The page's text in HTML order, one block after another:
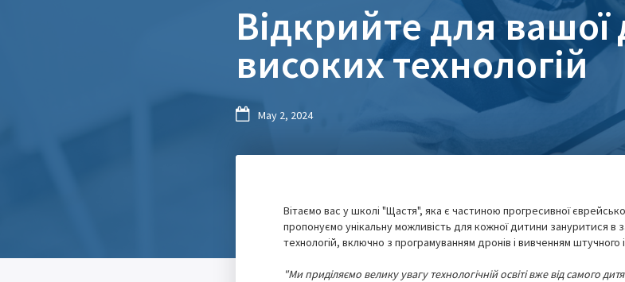
Відкрийте для вашої
високих технологій
 May 2, 2024
Вітаємо вас у школі "Щастя", яка є частиною прогресивної
пропонуємо унікальну можливість для кожної дитини зануритися в
технологій, включно з програмуванням дронів і вивченням штучного
"Ми приділяємо велику увагу технологічній освіті вже від самого